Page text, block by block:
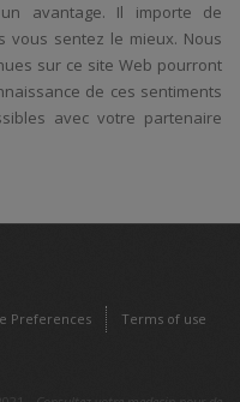
avantage. Il importe de
vous sentez le mieux. Nous
sur ce site Web pourront
de ces sentiments
avec votre partenaire
Preferences
Terms of use